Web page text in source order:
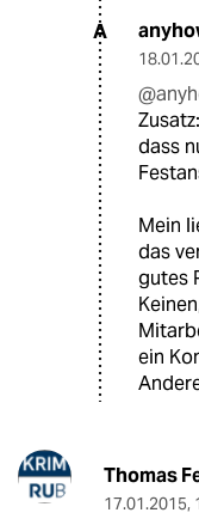
A
dass
Mein
das
gutes
ein
Thomas
17.01.2015,